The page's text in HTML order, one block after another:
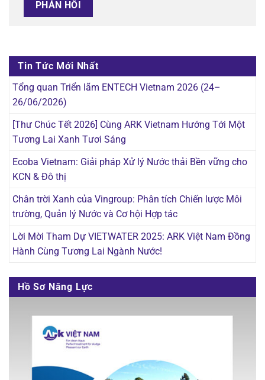
Tin Tức Mới Nhất
Tổng quan Triển lãm ENTECH Vietnam 2026 (24–
26/06/2026)
[Thư Chúc Tết 2026] Cùng ARK Vietnam Hướng Tới Một
Tương Lai Xanh Tươi Sáng
Ecoba Vietnam: Giải pháp Xử lý Nước thải Bền vững cho
KCN & Đô thị
Chân trời Xanh của Vingroup: Phân tích Chiến lược Môi
trường, Quản lý Nước và Cơ hội Hợp tác
Lời Mời Tham Dự VIETWATER 2025: ARK Việt Nam Đồng
Hành Cùng Tương Lai Ngành Nước!
Hồ Sơ Năng Lực